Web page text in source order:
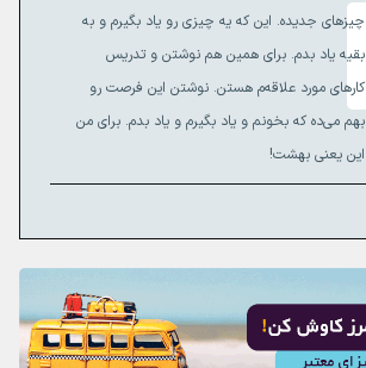
چیزهای جدیده. این که یه چیزی رو یاد بگیرم و به
بقیه یاد بدم. برای همین هم نوشتن و تدریس
کارهای مورد علاقه‌م هستن. نوشتن این فرصت رو
بهم می‌ده که بخونم و یاد بگیرم و یاد بدم. برای من
این یعنی بهشت!‌